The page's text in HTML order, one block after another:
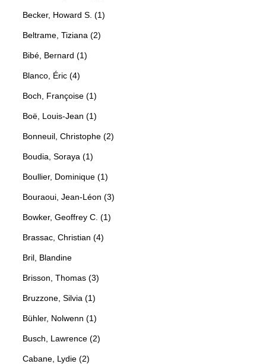
Becker, Howard S. (1)
Beltrame, Tiziana (2)
Bibé, Bernard (1)
Blanco, Éric (4)
Boch, Françoise (1)
Boë, Louis-Jean (1)
Bonneuil, Christophe (2)
Boudia, Soraya (1)
Boullier, Dominique (1)
Bouraoui, Jean-Léon (3)
Bowker, Geoffrey C. (1)
Brassac, Christian (4)
Bril, Blandine
Brisson, Thomas (3)
Bruzzone, Silvia (1)
Bühler, Nolwenn (1)
Busch, Lawrence (2)
Cabane, Lydie (2)